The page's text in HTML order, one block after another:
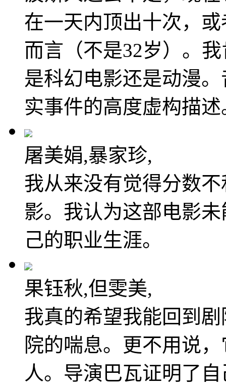
在一天内顶出十次，
而言（不是32岁）。
是科幻电影还是动漫
实事件的高度虚构描述
屠美娟,暴家珍,
我从来没有觉得分数
影。我认为这部电影
己的职业生涯。
果钰秋,但雯美,
我真的希望我能回到
院的喘息。更不用说
人。导演巴瓦证明了